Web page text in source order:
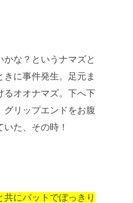
かな？というナマズと
に事件発生。足元ま
るオオナマズ。下へ下
グリップエンドをお腹
た、その時！
にバットでぼっきり